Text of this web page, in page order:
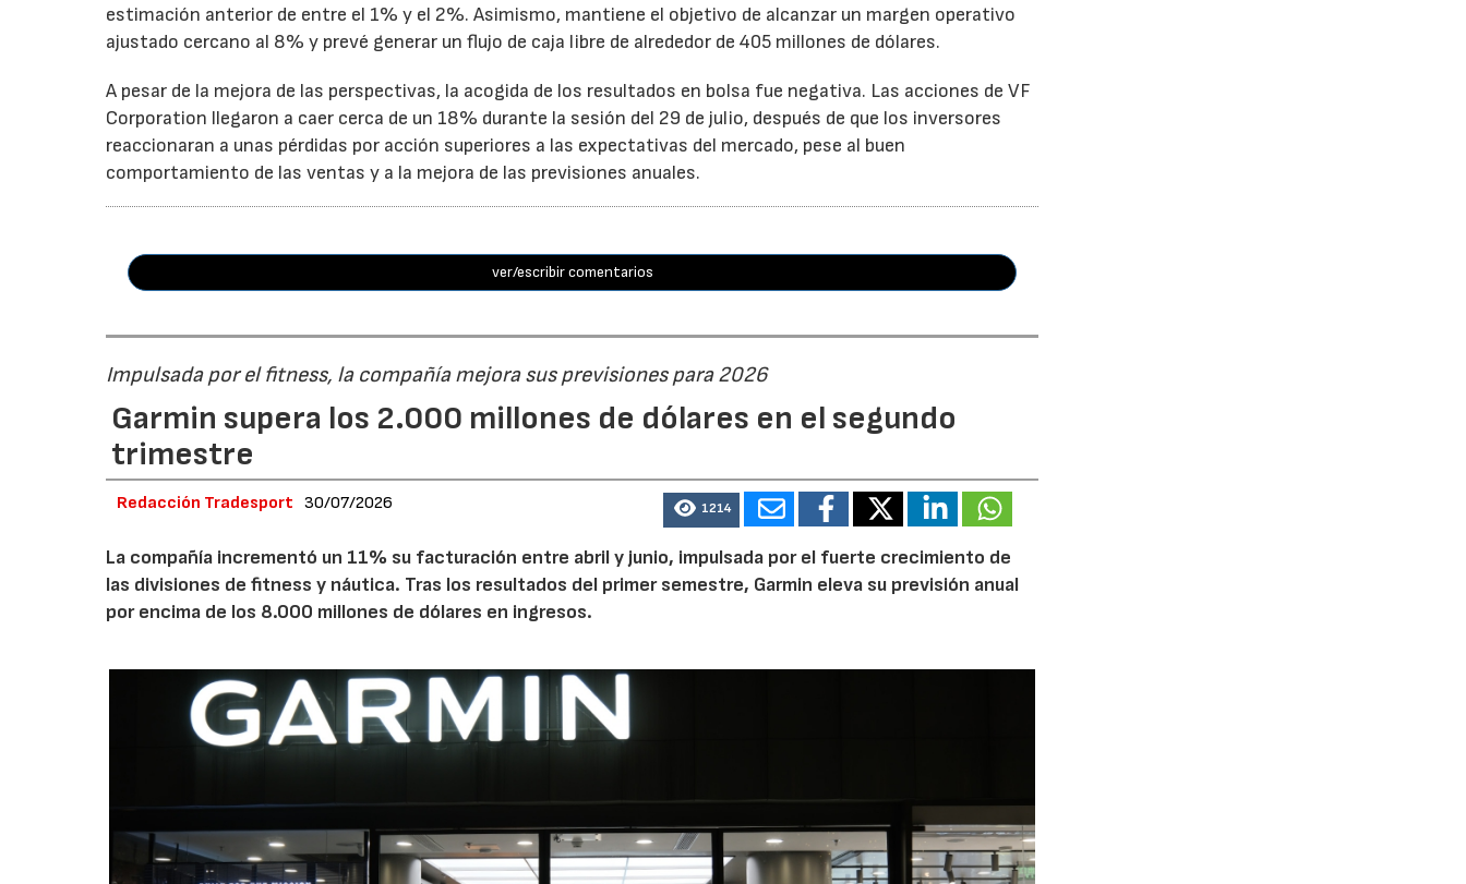
estimación anterior de entre el 1% y el 2%. Asimismo, mantiene el objetivo de alcanzar un margen operativo
ajustado cercano al 8% y prevé generar un flujo de caja libre de alrededor de 405 millones de dólares.
A pesar de la mejora de las perspectivas, la acogida de los resultados en bolsa fue negativa. Las acciones de VF
Corporation llegaron a caer cerca de un 18% durante la sesión del 29 de julio, después de que los inversores
reaccionaran a unas pérdidas por acción superiores a las expectativas del mercado, pese al buen
comportamiento de las ventas y a la mejora de las previsiones anuales.
ver/escribir comentarios
Impulsada por el fitness, la compañía mejora sus previsiones para 2026
Garmin supera los 2.000 millones de dólares en el segundo
trimestre
Redacción Tradesport 30/07/2026 1214
La compañía incrementó un 11% su facturación entre abril y junio, impulsada por el fuerte crecimiento de
las divisiones de fitness y náutica. Tras los resultados del primer semestre, Garmin eleva su previsión anual
por encima de los 8.000 millones de dólares en ingresos.